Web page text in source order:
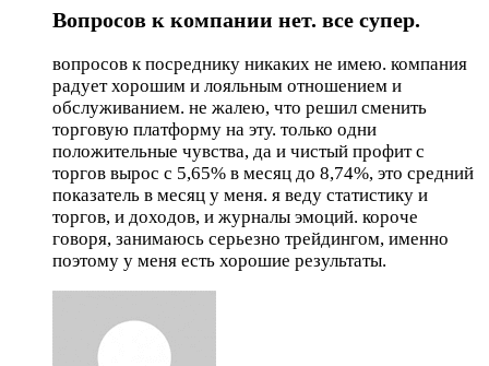
Вопросов к компании нет. все супер.
вопросов к посреднику никаких не имею. компания
радует хорошим и лояльным отношением и
обслуживанием. не жалею, что решил сменить
торговую платформу на эту. только одни
положительные чувства, да и чистый профит с
торгов вырос с 5,65% в месяц до 8,74%, это средний
показатель в месяц у меня. я веду статистику и
торгов, и доходов, и журналы эмоций. короче
говоря, занимаюсь серьезно трейдингом, именно
поэтому у меня есть хорошие результаты.